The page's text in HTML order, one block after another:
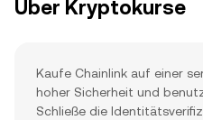
Über Kryptokurse
Kaufe Chainlink auf einer
hoher Sicherheit und
Schließe die